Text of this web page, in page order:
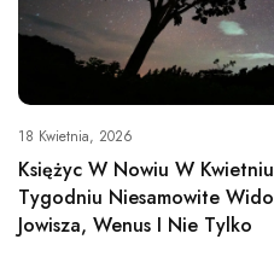
18 Kwietnia, 2026
Księżyc W Nowiu W
Tygodniu Niesamowite
Jowisza, Wenus I Nie Tylko